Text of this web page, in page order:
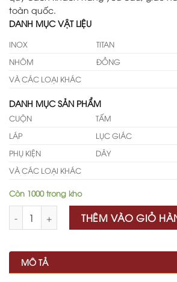
toàn quốc.
DANH MỤC VẬT LIỆU
INOX TITAN
NHÔM
ĐỒNG
VÀ CÁC LOẠI KHÁC
DANH MỤC SẢN PHẨM
CUỘN TẤM
LÁP
LỤC GIÁC
PHỤ KIỆN
DÂY
VÀ CÁC LOẠI KHÁC
Còn 1000 trong kho
THÊM VÀO GIỎ
MÔ TẢ